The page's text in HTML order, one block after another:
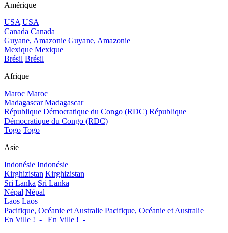
Amérique
USA USA
Canada Canada
Guyane, Amazonie Guyane, Amazonie
Mexique Mexique
Brésil Brésil
Afrique
Maroc Maroc
Madagascar Madagascar
République Démocratique du Congo (RDC) République
Démocratique du Congo (RDC)
Togo Togo
Asie
Indonésie Indonésie
Kirghizistan Kirghizistan
Sri Lanka Sri Lanka
Népal Népal
Laos Laos
Pacifique, Océanie et Australie Pacifique, Océanie et Australie
En Ville !_-_
En Ville !_-_